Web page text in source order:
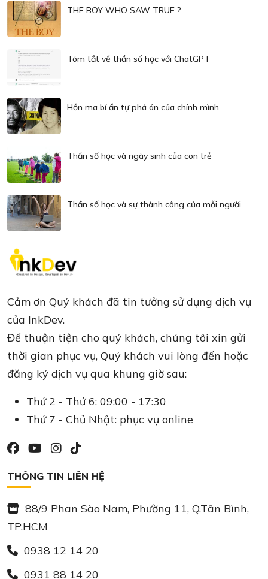
THE BOY WHO SAW TRUE ?
Tóm tắt về thần số học với ChatGPT
Hồn ma bí ẩn tự phá án của chính mình
Thần số học và ngày sinh của con trẻ
Thần số học và sự thành công của mỗi người
Cảm ơn Quý khách đã tin tưởng sử dụng dịch vụ
của InkDev.
Để thuận tiện cho quý khách, chúng tôi xin gửi
thời gian phục vụ, Quý khách vui lòng đến hoặc
đăng ký dịch vụ qua khung giờ sau:
Thứ 2 - Thứ 6: 09:00 - 17:30
Thứ 7 - Chủ Nhật: phục vụ online
THÔNG TIN LIÊN HỆ
88/9 Phan Sào Nam, Phường 11, Q.Tân Bình,
TP.HCM
0938 12 14 20
0931 88 14 20